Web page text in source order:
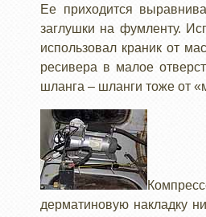
Ее приходится
заглушки на фумленту.
использовал краник от
ресивера в малое
шланга – шланги тоже от
дерматиновую накладку